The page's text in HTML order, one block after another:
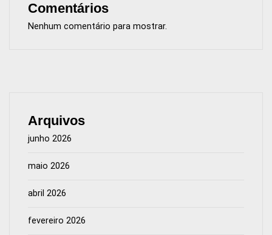
Comentários
Nenhum comentário para mostrar.
Arquivos
junho 2026
maio 2026
abril 2026
fevereiro 2026